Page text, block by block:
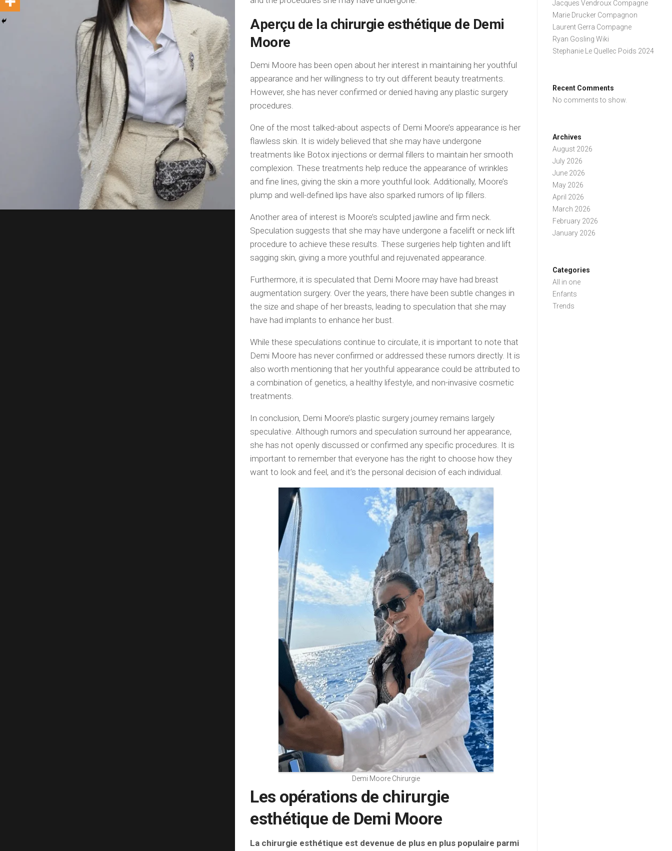
Aperçu de la chirurgie esthétique de Demi
Moore
Demi Moore has been open about her interest in maintaining her youthful
appearance and her willingness to try out different beauty treatments.
However, she has never confirmed or denied having any plastic surgery
procedures.
One of the most talked-about aspects of Demi Moore’s appearance is her
flawless skin. It is widely believed that she may have undergone
treatments like Botox injections or dermal fillers to maintain her smooth
complexion. These treatments help reduce the appearance of wrinkles
and fine lines, giving the skin a more youthful look. Additionally, Moore’s
plump and well-defined lips have also sparked rumors of lip fillers.
Another area of interest is Moore’s sculpted jawline and firm neck.
Speculation suggests that she may have undergone a facelift or neck lift
procedure to achieve these results. These surgeries help tighten and lift
sagging skin, giving a more youthful and rejuvenated appearance.
Furthermore, it is speculated that Demi Moore may have had breast
augmentation surgery. Over the years, there have been subtle changes in
the size and shape of her breasts, leading to speculation that she may
have had implants to enhance her bust.
While these speculations continue to circulate, it is important to note that
Demi Moore has never confirmed or addressed these rumors directly. It is
also worth mentioning that her youthful appearance could be attributed to
a combination of genetics, a healthy lifestyle, and non-invasive cosmetic
treatments.
In conclusion, Demi Moore’s plastic surgery journey remains largely
speculative. Although rumors and speculation surround her appearance,
she has not openly discussed or confirmed any specific procedures. It is
important to remember that everyone has the right to choose how they
want to look and feel, and it’s the personal decision of each individual.
Demi Moore Chirurgie
Les opérations de chirurgie
esthétique de Demi Moore
La chirurgie esthétique est devenue de plus en plus populaire parmi
Jacques Vendroux Compagne
Marie Drucker Compagnon
Laurent Gerra Compagne
Ryan Gosling Wiki
Stephanie Le Quellec Poids 2024
Recent Comments
No comments to show.
Archives
August 2026
July 2026
June 2026
May 2026
April 2026
March 2026
February 2026
January 2026
Categories
All in one
Enfants
Trends